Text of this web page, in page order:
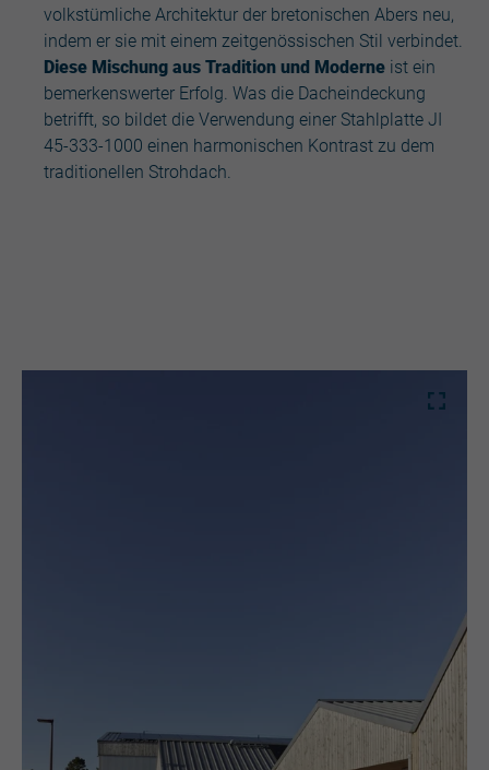
volkstümliche Architektur der bretonischen Abers neu,
indem er sie mit einem zeitgenössischen Stil verbindet.
Diese Mischung aus Tradition und Moderne ist ein
bemerkenswerter Erfolg. Was die Dacheindeckung
betrifft, so bildet die Verwendung einer Stahlplatte JI
45-333-1000 einen harmonischen Kontrast zu dem
traditionellen Strohdach.